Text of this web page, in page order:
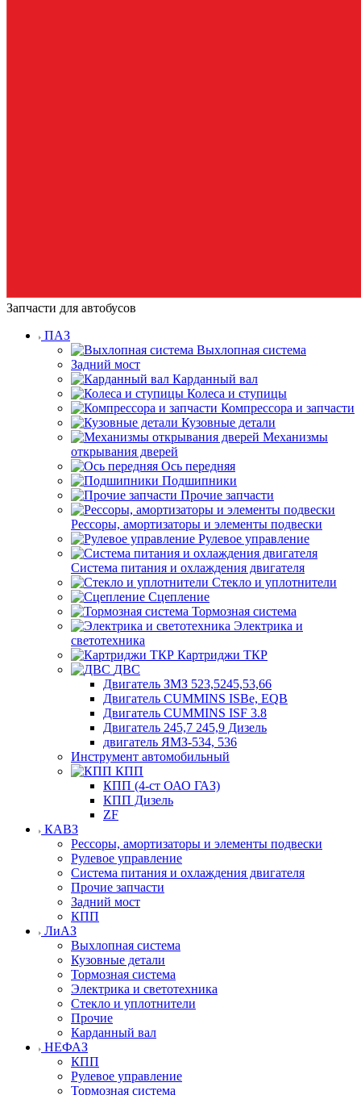
Запчасти для автобусов
ПАЗ
Выхлопная система
Задний мост
Карданный вал
Колеса и ступицы
Компрессора и запчасти
Кузовные детали
Механизмы
открывания дверей
Ось передняя
Подшипники
Прочие запчасти
Рессоры, амортизаторы и элементы подвески
Рулевое управление
Система питания и охлаждения двигателя
Стекло и уплотнители
Сцепление
Тормозная система
Электрика и
светотехника
Картриджи ТКР
ДВС
Двигатель ЗМЗ 523,5245,53,66
Двигатель CUMMINS ISBe, EQB
Двигатель CUMMINS ISF 3.8
Двигатель 245,7 245,9 Дизель
двигатель ЯМЗ-534, 536
Инструмент автомобильный
КПП
КПП (4-ст ОАО ГАЗ)
КПП Дизель
ZF
КАВЗ
Рессоры, амортизаторы и элементы подвески
Рулевое управление
Система питания и охлаждения двигателя
Прочие запчасти
Задний мост
КПП
ЛиАЗ
Выхлопная система
Кузовные детали
Тормозная система
Электрика и светотехника
Стекло и уплотнители
Прочие
Карданный вал
НЕФАЗ
КПП
Рулевое управление
Тормозная система